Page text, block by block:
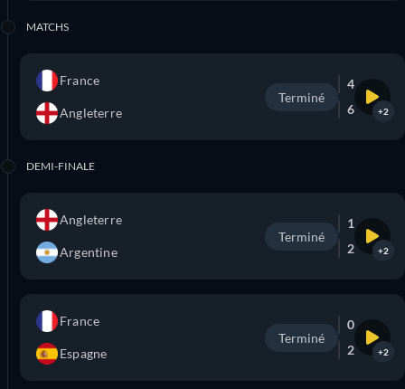
MATCHS
France
Angleterre
Terminé
4
6
+2
DEMI-FINALE
Angleterre
Argentine
Terminé
1
2
+2
France
Espagne
Terminé
0
2
+2